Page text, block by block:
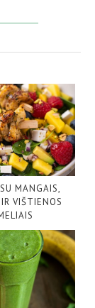
MANGAIS,
VIŠTIENOS